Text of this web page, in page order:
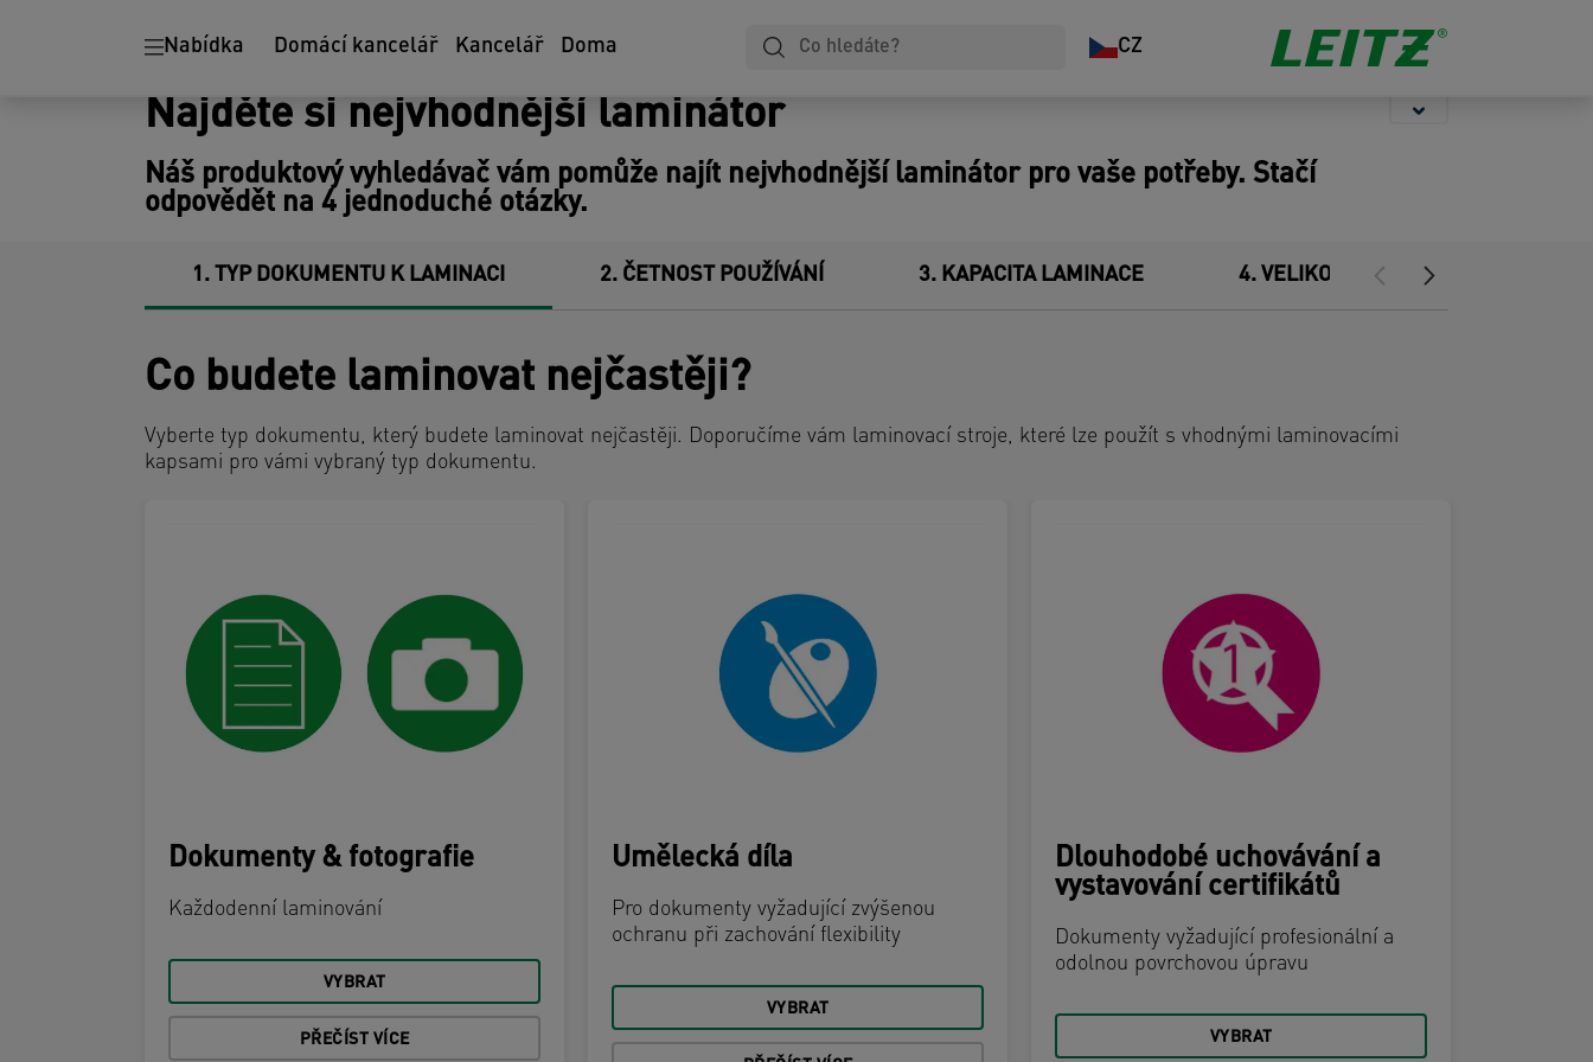
Nabídka Domácí kancelář Kancelář Doma CZ
papíru
Sešívání &
Děrování
Najděte si nejvhodnější laminátor
Náš produktový vyhledávač vám pomůže najít nejvhodnější laminátor pro vaše potřeby. Stačí
odpovědět na 4 jednoduché otázky.
1 TYP DOKUMENTU K LAMINACI 2 ČETNOST POUŽÍVÁNÍ 3 KAPACITA LAMINACE 4 VELIKOST DOKUMENTU
Co budete laminovat nejčastěji?
Vyberte typ dokumentu, který budete laminovat nejčastěji. Doporučíme vám laminovací stroje, které lze použít s vhodnými laminovacími
kapsami pro vámi vybraný typ dokumentu.
Dokumenty & fotografie
Každodenní laminování
VYBRAT
PŘEČÍST VÍCE
Umělecká díla
Pro dokumenty vyžadující zvýšenou
ochranu při zachování flexibility
VYBRAT
Dlouhodobé uchovávání a
vystavování certifikátů
Dokumenty vyžadující profesionální a
odolnou povrchovou úpravu
VYBRAT